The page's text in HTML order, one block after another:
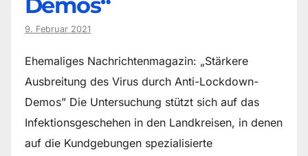
Demos“
9. Februar 2021
Ehemaliges Nachrichtenmagazin: „Stärkere
Ausbreitung des Virus durch Anti-Lockdown-
Demos” Die Untersuchung stützt sich auf das
Infektionsgeschehen in den Landkreisen, in denen
auf die Kundgebungen spezialisierte